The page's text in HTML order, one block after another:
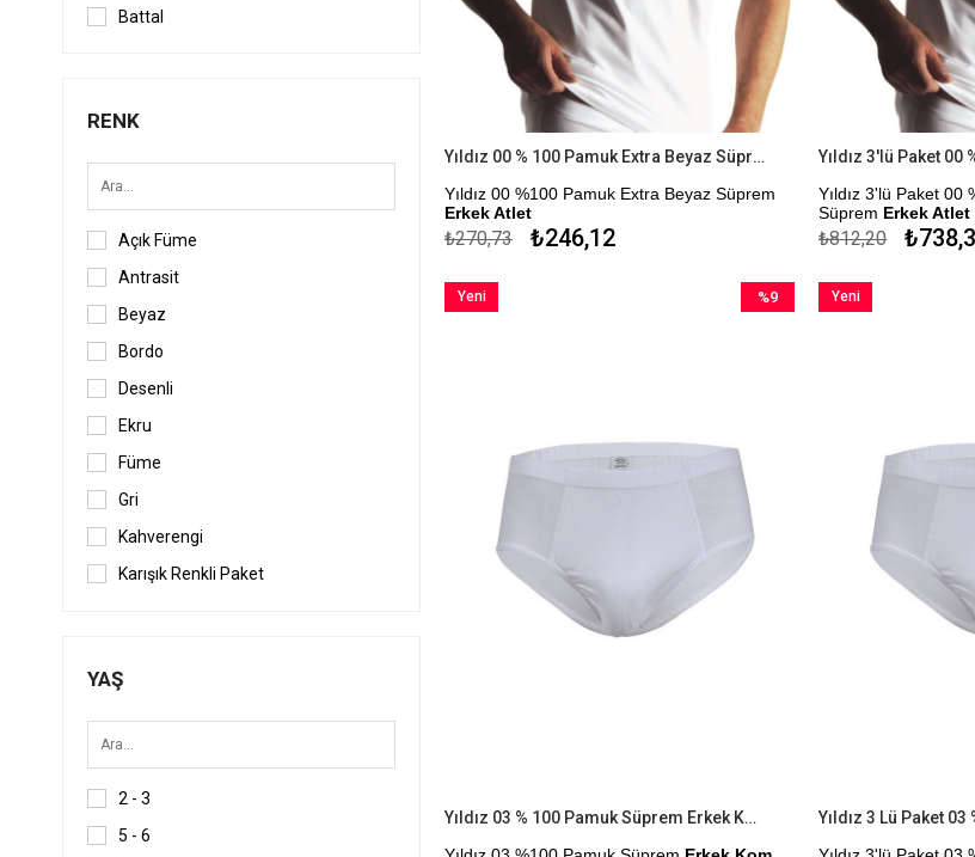
Battal
RENK
Açık Füme
Antrasit
Beyaz
Bordo
Desenli
Ekru
Füme
Gri
Kahverengi
Karışık Renkli Paket
Mavi
Siyah
YAŞ
2 - 3
5 - 6
Yıldız 00 % 100 Pamuk Extra Beyaz Süprem Erkek Atlet
Yıldız 00 %100 Pamuk Extra Beyaz Süprem
Erkek Atlet
Çekmezlik Sanfor Testi Yapılmıştır.
Kapıda Ödeme Seçeneği
₺246,12
₺270,73
Yıldız 3'lü Paket 00
Süprem Erkek Atlet
Çekmezlik Sanfor
Kapıda Ödeme
₺812,20
Yıldız 03 % 100 Pamuk Süprem Erkek Kom Slip
%9
Yeni
Yeni